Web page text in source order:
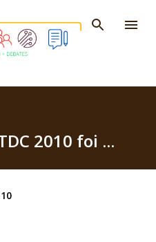
2010 foi ...